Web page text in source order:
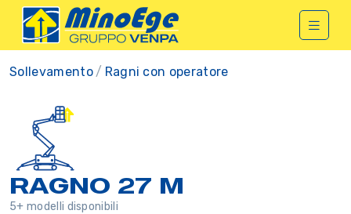
Sollevamento Ragni con operatore
RAGNO 27 M
5+ modelli disponibili